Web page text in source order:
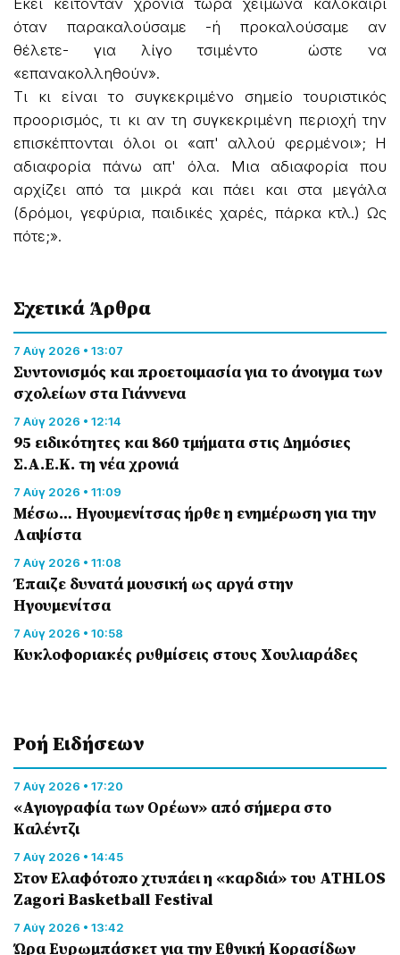
όταν παρακαλούσαμε -ή προκαλούσαμε αν
θέλετε- για λίγο τσιμέντο ώστε να
«επανακολληθούν».
Τι κι είναι το συγκεκριμένο σημείο τουριστικός
προορισμός, τι κι αν τη συγκεκριμένη περιοχή την
επισκέπτονται όλοι οι «απ' αλλού φερμένοι»; Η
αδιαφορία πάνω απ' όλα. Μια αδιαφορία που
αρχίζει από τα μικρά και πάει και στα μεγάλα
(δρόμοι, γεφύρια, παιδικές χαρές, πάρκα κτλ.) Ως
πότε;».
Σχετικά Άρθρα
7 Αύγ 2026 • 13:07
Συντονισμός και προετοιμασία για το άνοιγμα των
σχολείων στα Γιάννενα
7 Αύγ 2026 • 12:14
95 ειδικότητες και 860 τμήματα στις Δημόσιες
Σ.Α.Ε.Κ. τη νέα χρονιά
7 Αύγ 2026 • 11:09
Μέσω… Ηγουμενίτσας ήρθε η ενημέρωση για την
Λαψίστα
7 Αύγ 2026 • 11:08
Έπαιζε δυνατά μουσική ως αργά στην
Ηγουμενίτσα
7 Αύγ 2026 • 10:58
Κυκλοφοριακές ρυθμίσεις στους Χουλιαράδες
Ροή Eιδήσεων
7 Αύγ 2026 • 17:20
«Αγιογραφία των Ορέων» από σήμερα στο
Καλέντζι
7 Αύγ 2026 • 14:45
Στον Ελαφότοπο χτυπάει η «καρδιά» του ATHLOS
Zagori Basketball Festival
7 Αύγ 2026 • 13:42
Ώρα Ευρωμπάσκετ για την Εθνική Κορασίδων